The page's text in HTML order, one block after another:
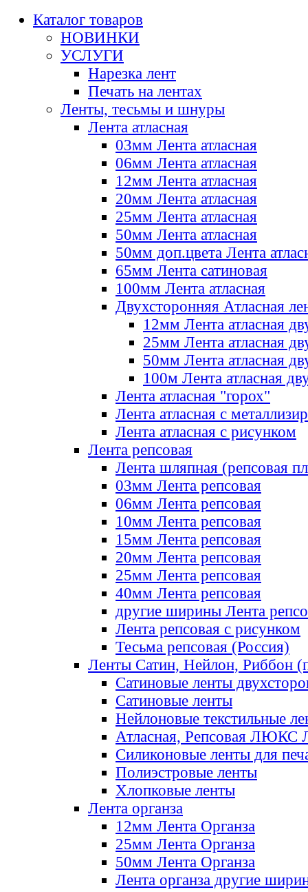
Каталог товаров
НОВИНКИ
УСЛУГИ
Нарезка лент
Печать на лентах
Ленты, тесьмы и шнуры
Лента атласная
03мм Лента атласная
06мм Лента атласная
12мм Лента атласная
20мм Лента атласная
25мм Лента атласная
50мм Лента атласная
50мм доп.цвета Лента
65мм Лента сатиновая
100мм Лента атласная
Двухсторонняя Атласная
12мм Лента атласная
25мм Лента атласная
50мм Лента атласная
100м Лента атласная
Лента атласная "горох"
Лента атласная с
Лента атласная с рисунком
Лента репсовая
Лента шляпная (репсовая
03мм Лента репсовая
06мм Лента репсовая
10мм Лента репсовая
15мм Лента репсовая
20мм Лента репсовая
25мм Лента репсовая
40мм Лента репсовая
другие ширины Лента
Лента репсовая с рисунком
Тесьма репсовая (Россия)
Ленты Сатин, Нейлон, Риббон
Сатиновые ленты
Сатиновые ленты
Нейлоновые текстильные
Атласная, Репсовая ЛЮКС
Силиконовые ленты для
Полиэстровые ленты
Хлопковые ленты
Лента органза
12мм Лента Органза
25мм Лента Органза
50мм Лента Органза
Лента органза другие